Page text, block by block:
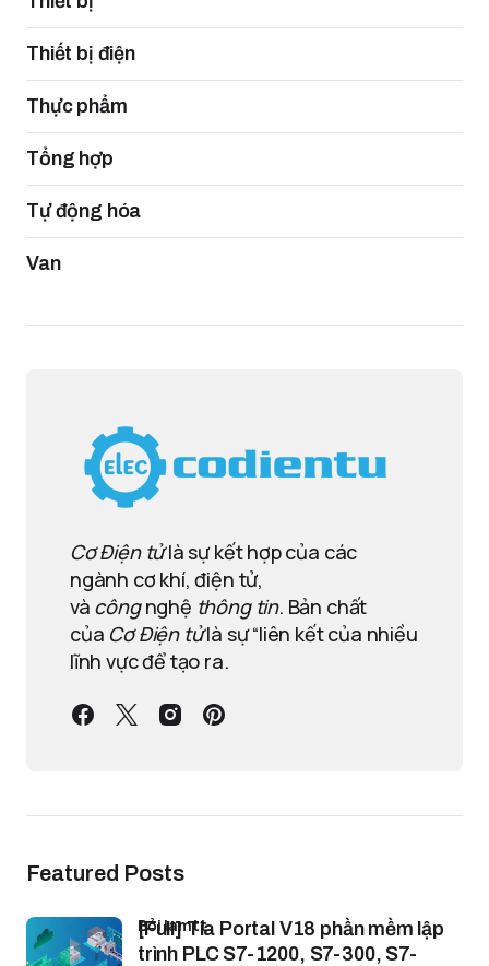
Thiết bị điện
Thực phẩm
Tổng hợp
Tự động hóa
Van
Cơ Điện tửlà sự kết hợp của các
ngành cơ khí, điện tử,
và côngnghệ thông tin. Bản chất
của Cơ Điện tửlà sự “liên kết của nhiều
lĩnh vực để tạo ra.
Featured Posts
[Full] Tia Portal V18 phần mềm lập
trình PLC S7-1200, S7-300, S7-
bởi lamtt